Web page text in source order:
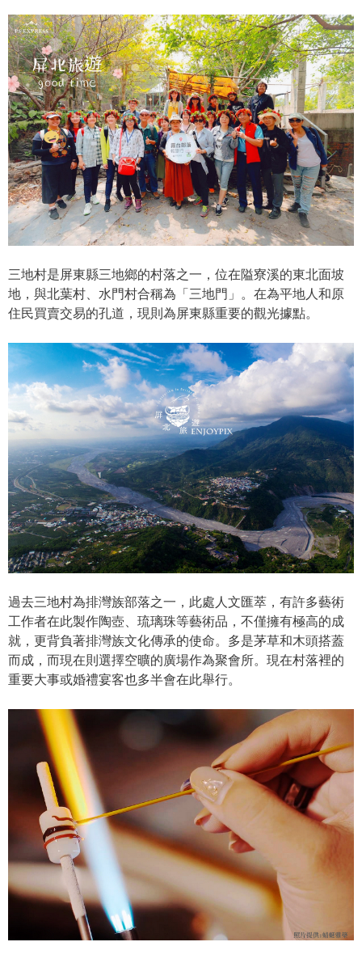
三地村是屏東縣三地鄉的村落之一，位在隘寮溪的東北面坡
地，與北葉村、水門村合稱為「三地門」。在為平地人和原
住民買賣交易的孔道，現則為屏東縣重要的觀光據點。
過去三地村為排灣族部落之一，此處人文匯萃，有許多藝術
工作者在此製作陶壺、琉璃珠等藝術品，不僅擁有極高的成
就，更背負著排灣族文化傳承的使命。多是茅草和木頭搭蓋
而成，而現在則選擇空曠的廣場作為聚會所。現在村落裡的
重要大事或婚禮宴客也多半會在此舉行。​